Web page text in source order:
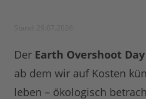
Der Earth Overshoot Day
ab dem wir auf Kosten
leben – ökologisch